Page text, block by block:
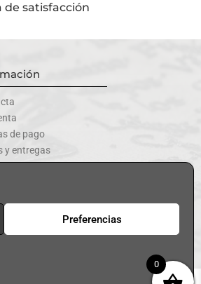
Preferencias
de satisfacción
de pago
y entregas
y devoluciones
0